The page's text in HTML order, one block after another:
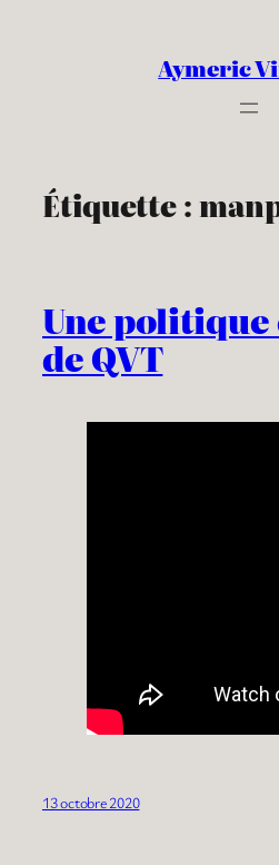
Aymeric
Étiquette :
Une
de QVT
13 octobre 2020